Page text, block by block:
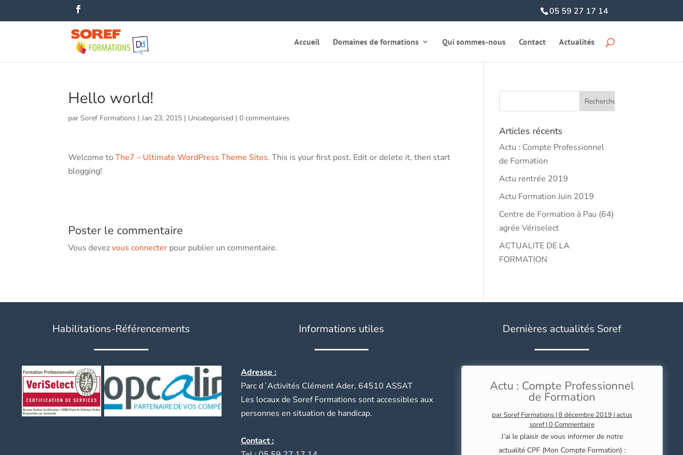
05 59 27 17 14
Accueil Domaines de formations Qui sommes-nous Contact Actualités
Hello world!
par Soref Formations |Jan 23, 2015 | Uncategorised |0 commentaires
Welcome toThe7 – Ultimate WordPress Theme Sites. This is your first post. Edit or delete it, then start
blogging!
Poster le commentaire
Vous devezvous connecter pour publier un commentaire.
Articles récents
Actu : Compte Professionnel
de Formation
Actu rentrée 2019
Actu Formation Juin 2019
Centre de Formation à Pau (64)
agrée Vériselect
ACTUALITE DE LA
FORMATION
Habilitations-Référencements Informations utiles
Adresse :
Parc d´Activités Clément Ader, 64510 ASSAT
Les locaux de Soref Formations sont accessibles aux
personnes en situation de handicap.
Contact :
Dernières actualités Soref
Actu : Compte Professionnel
de Formation
parSoref Formations|8 décembre 2019 |actus
soref| 0 Commentaire
J’ai le plaisir de vous informer de notre
actualité CPF (Mon Compte Formation) :